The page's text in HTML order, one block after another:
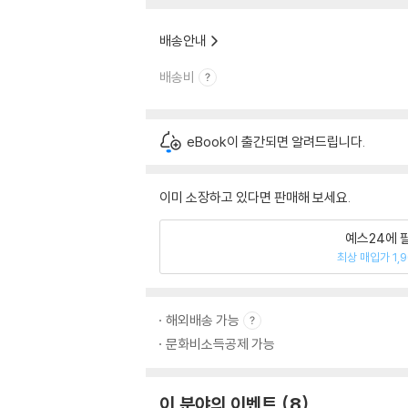
배송안내
배송비
eBook이 출간되면 알려드립니다.
이미 소장하고 있다면 판매해 보세요.
예스24에
최상 매입가
해외배송 가능
문화비소득공제 가능